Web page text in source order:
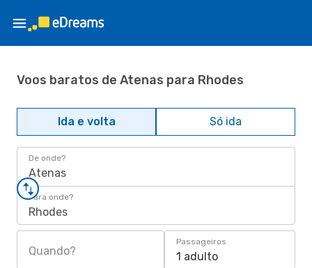
Voos baratos de Atenas para Rhodes
Ida e volta Só ida
De onde?
Atenas
Para onde?
Rhodes
Quando?
Passageiros
1 adulto